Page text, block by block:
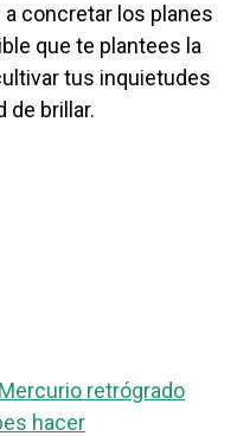
concretar los planes
que te plantees la
tus inquietudes
de brillar.
retrógrado
hacer